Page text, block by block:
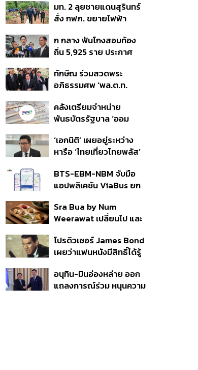
ชายแดน ท่าเรือน้ำลึก
ทวาย
มท. 2 ลุยชายแดนสุรินทร์
สั่ง กฟภ. ขยายไฟฟ้า
350’ เสริมความมั่นคง
ชายแดน
ก กลาง ฟันโกงสอบท้อง
ถิ่น 5,925 ราย ประกาศ
ราย รอ ป.ป.ช. ขีดเส้นแล้ว
เสร็จ 31 ส.ค.
ทักษิณ ร่วมสวดพระ
อภิธรรมศพ ‘พล.ต.ท.
สิน’ สิริอายุ 103 ปี แกนนำ
เพื่อไทย-บุคคลหลาก
คลังเตรียมจำหน่าย
พันธบัตรรัฐบาล ‘ออม
ก.ย.นี้ อาจเพิ่มสัดส่วนการ
ขายแบบ Small Lot First
‘เอกนิติ’ เผยอยู่ระหว่าง
หารือ ‘ไทยเที่ยวไทยพลัส’
แสนล้าน มั่นใจงบต่อ ‘ไทย
ช่วยไทย พลัส’ เฟส 2 มี
BTS-EBM-NBM จับมือ
แอปพลิเคชัน ViaBus ยก
รถไฟฟ้า 3 สายแบบเรียล
ไทม์
Sra Bua by Num
Weerawat เปลี่ยนไป และ
ไปอีกครั้ง
โปรดิวเซอร์ James Bond
เผยว่าแฟนหนังมีสิทธิ์ได้รู้
ปลายปีนี้
อนุทิน-มินอ่องหล่าย ออก
แถลงการณ์ร่วม หนุนความ